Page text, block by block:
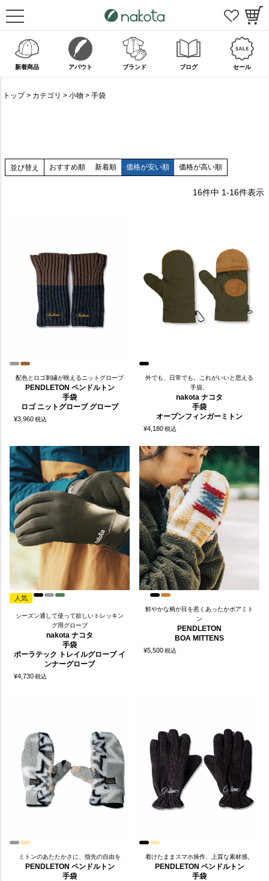
新着商品 アバウト ブランド ブログ セール
トップ カテゴリ 小物 手袋
並び替え おすすめ順 新着順 価格が安い順 価格が高い順
16件中 1-16件表示
配色とロゴ刺繍が映えるニットグローブ
PENDLETON ペンドルトン
手袋
ロゴ ニットグローブ グローブ
¥3,960税込
外でも、日常でも。これがいいと思える
手袋。
nakota ナコタ
手袋
オープンフィンガーミトン
¥4,180税込
人気
シーズン通して使って欲しいトレッキン
グ用グローブ
nakota ナコタ
手袋
ポーラテック トレイルグローブ イ
ンナーグローブ
¥4,730税込
鮮やかな柄が目を惹くあったかボアミト
ン
PENDLETON
BOA MITTENS
¥5,500税込
ミトンのあたたかさに、指先の自由を
PENDLETON ペンドルトン
手袋
着けたままスマホ操作、上質な素材感。
PENDLETON ペンドルトン
手袋